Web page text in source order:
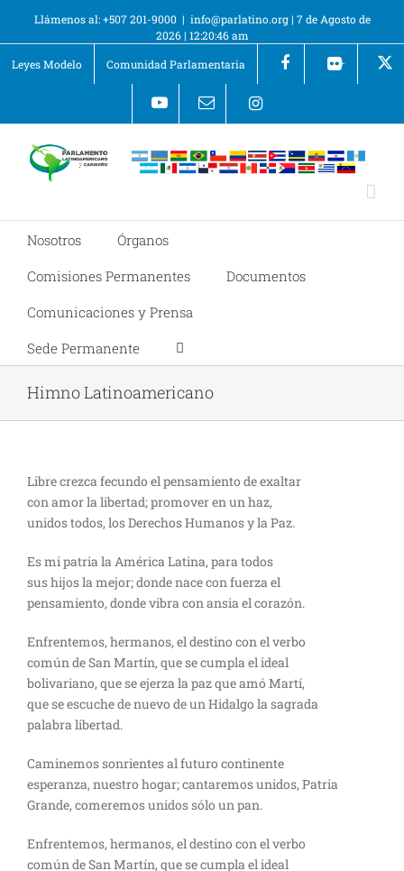
Llámenos al: +507 201-9000 | info@parlatino.org| 7 de Agosto de
2026 | 12:20:46 am
Leyes Modelo
Comunidad Parlamentaria +
Nosotros
Órganos
Comisiones Permanentes
Documentos
Comunicaciones y Prensa
Sede Permanente
Himno Latinoamericano
Libre crezca fecundo el pensamiento de exaltar
con amor la libertad; promover en un haz,
unidos todos, los Derechos Humanos y la Paz.
Es mi patria la América Latina, para todos
sus hijos la mejor; donde nace con fuerza el
pensamiento, donde vibra con ansia el corazón.
Enfrentemos, hermanos, el destino con el verbo
común de San Martín, que se cumpla el ideal
bolivariano, que se ejerza la paz que amó Martí,
que se escuche de nuevo de un Hidalgo la sagrada
palabra libertad.
Caminemos sonrientes al futuro continente
esperanza, nuestro hogar; cantaremos unidos, Patria
Grande, comeremos unidos sólo un pan.
Enfrentemos, hermanos, el destino con el verbo
común de San Martín, que se cumpla el ideal